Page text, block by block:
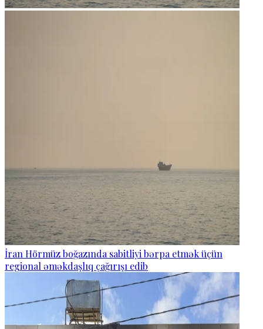
İran Hörmüz boğazında sabitliyi bərpa etmək üçün
regional əməkdaşlıq çağırışı edib